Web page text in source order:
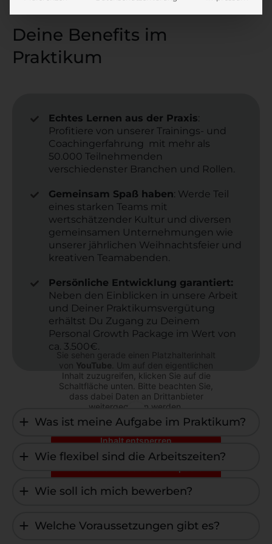
Deine Benefits im
Praktikum
Echtes Lernen aus der Praxis:
Profitiere von unserer Trainings- und
Coachingerfahrung mit mehr als
50.000 Teilnehmenden
verschiedenster Branchen und Rollen.
Gemeinsam Spaß haben: Werde Teil
eines starken Teams mit
wertschätzender Kultur und diversen
gemeinsamen Unternehmungen wie
unserer jährlichen Weihnachtsfeier und
kreativen Teamabenden.
Persönliche Entwicklung garantiert:
Neben den Einblicken in unsere Arbeit
und Deiner Praktikumsvergütung
erhältst Du Zugang zu Deinem
Personal Growth Package im Wert von
ca. 3.500€.
Sie sehen gerade einen Platzhalterinhalt
von YouTube . Um auf den eigentlichen
Inhalt zuzugreifen, klicken Sie auf die
Schaltfläche unten. Bitte beachten Sie,
dass dabei Daten an Drittanbieter
weitergegeben werden.
Mehr Informationen
Inhalt entsperren
und Inhalte entsperren
Was ist meine Aufgabe im Praktikum?
Wie flexibel sind die Arbeitszeiten?
Wie soll ich mich bewerben?
Welche Voraussetzungen gibt es?